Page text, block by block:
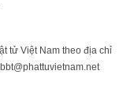
tử Việt Nam theo địa chỉ